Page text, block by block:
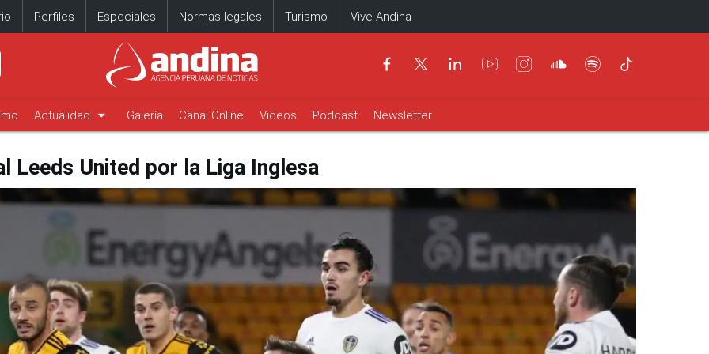
Perfiles Especiales Normas legales Turismo Vive Andina
Actualidad arrow_drop_down Galería Canal Online Videos Podcast Newsletter
Leeds United por la Liga Inglesa